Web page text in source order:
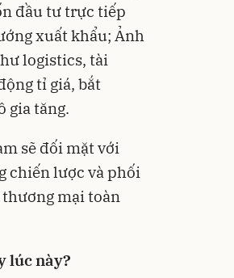
đầu tư trực tiếp
xuất khẩu; Ảnh
logistics, tài
tỉ giá, bắt
gia tăng.
sẽ đối mặt với
chiến lược và phối
mại toàn
lúc này?